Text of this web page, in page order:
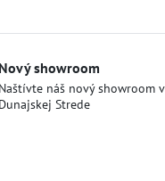
Nový showroom
Naštívte náš nový showroom v
Dunajskej Strede